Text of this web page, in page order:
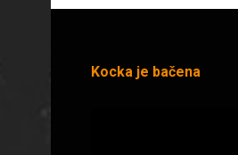
Kocka je bačena